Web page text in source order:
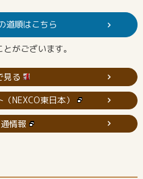
道順はこちら
がございます。
見る
NEXCO東日本）
情報